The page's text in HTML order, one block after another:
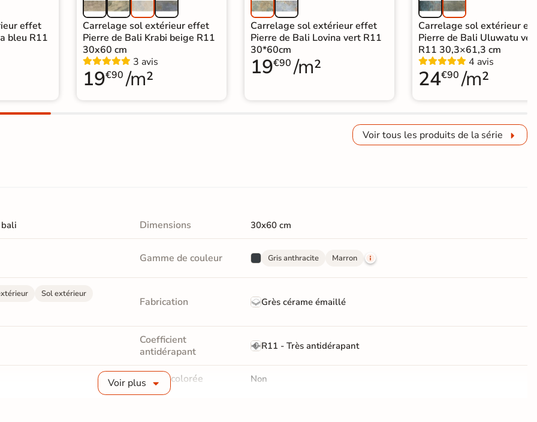
effet
bleu R11
Carrelage sol extérieur effet
Pierre de Bali Krabi beige R11
30x60 cm
3 avis
19€90 /m²
Carrelage sol extérieur effet
Pierre de Bali Lovina vert R11
30*60cm
19€90 /m²
Carrelage sol extérieur
Pierre de Bali Uluwatu
R11 30,3×61,3 cm
4 avis
24€90 /m²
Voir tous les produits de la série
Dimensions 30x60 cm
Gamme de couleur Gris anthracite Marron
Sol extérieur
Fabrication Grès cérame émaillé
Coefficient
antidérapant
R11 - Très antidérapant
Masse colorée Non
Voir plus